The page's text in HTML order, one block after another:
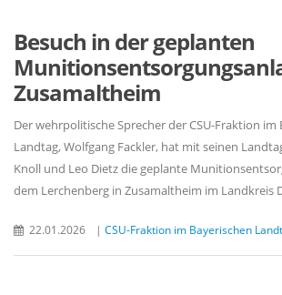
Besuch in der geplanten
Zusamaltheim
Der wehrpolitische Sprecher der CSU-Fraktion im
Landtag, Wolfgang Fackler, hat mit seinen
Knoll und Leo Dietz die geplante
dem Lerchenberg in Zusamaltheim im Landkreis
22.01.2026 | CSU-Fraktion im Bayerischen